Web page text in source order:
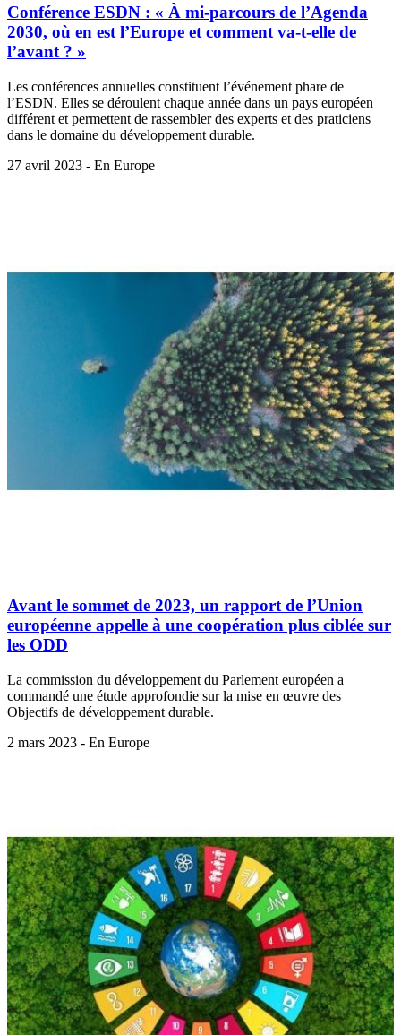
Conférence ESDN : « À mi-parcours de l’Agenda
2030, où en est l’Europe et comment va-t-elle de
l’avant ? »
Les conférences annuelles constituent l’événement phare de
l’ESDN. Elles se déroulent chaque année dans un pays européen
différent et permettent de rassembler des experts et des praticiens
dans le domaine du développement durable.
27 avril 2023 - En Europe
Avant le sommet de 2023, un rapport de l’Union
européenne appelle à une coopération plus ciblée sur
les ODD
La commission du développement du Parlement européen a
commandé une étude approfondie sur la mise en œuvre des
Objectifs de développement durable.
2 mars 2023 - En Europe